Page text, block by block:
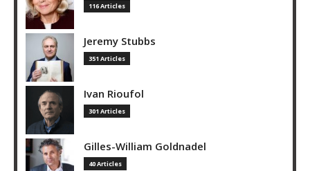
116 Articles
Jeremy Stubbs
351 Articles
Ivan Rioufol
301 Articles
Gilles-William Goldnadel
40 Articles